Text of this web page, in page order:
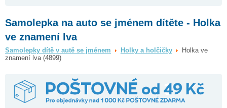
Samolepka na auto se jménem dítěte - Holka
ve znamení lva
Samolepky dítě v autě se jménem Holky a holčičky
Holka ve
znamení lva (4899)